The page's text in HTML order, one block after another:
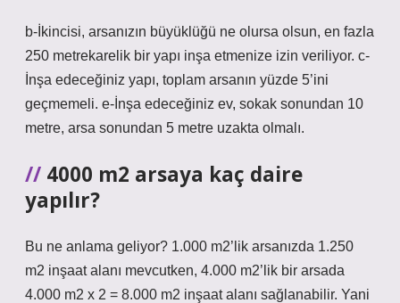
b-İkincisi, arsanızın büyüklüğü ne olursa olsun, en fazla
250 metrekarelik bir yapı inşa etmenize izin veriliyor. c-
İnşa edeceğiniz yapı, toplam arsanın yüzde 5’ini
geçmemeli. e-İnşa edeceğiniz ev, sokak sonundan 10
metre, arsa sonundan 5 metre uzakta olmalı.
4000 m2 arsaya kaç daire
yapılır?
Bu ne anlama geliyor? 1.000 m2’lik arsanızda 1.250
m2 inşaat alanı mevcutken, 4.000 m2’lik bir arsada
4.000 m2 x 2 = 8.000 m2 inşaat alanı sağlanabilir. Yani